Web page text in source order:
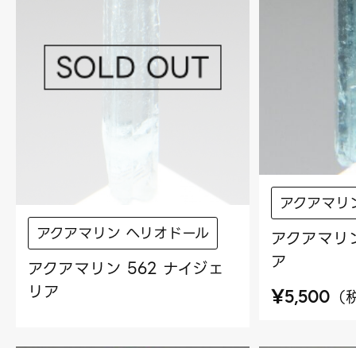
アクアマリン ヘリオドール
アクアマリン 562 ナイジェ
リア
アクアマ
アクアマ
ア
¥5,500 （